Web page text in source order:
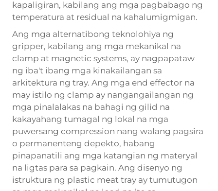
kapaligiran, kabilang ang mga pagbabago ng
temperatura at residual na kahalumigmigan.
Ang mga alternatibong teknolohiya ng
gripper, kabilang ang mga mekanikal na
clamp at magnetic systems, ay nagpapataw
ng iba't ibang mga kinakailangan sa
arkitektura ng tray. Ang mga end effector na
may istilo ng clamp ay nangangailangan ng
mga pinalalakas na bahagi ng gilid na
kakayahang tumagal ng lokal na mga
puwersang compression nang walang pagsira
o permanenteng depekto, habang
pinapanatili ang mga katangian ng materyal
na ligtas para sa pagkain. Ang disenyo ng
istruktura ng plastic meat tray ay tumutugon